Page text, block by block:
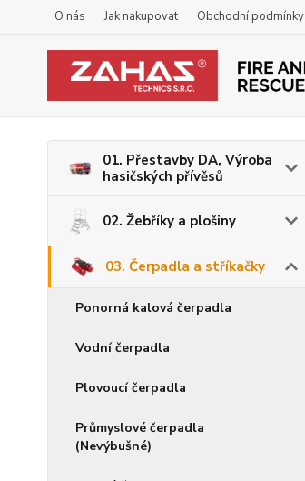
O nás Jak nakupovat Obchodní podmínky
01. Přestavby DA, Výroba
hasičských přívěsů
02. Žebříky a plošiny
03. Čerpadla a stříkačky
Ponorná kalová čerpadla
Vodní čerpadla
Plovoucí čerpadla
Průmyslové čerpadla
(Nevýbušné)